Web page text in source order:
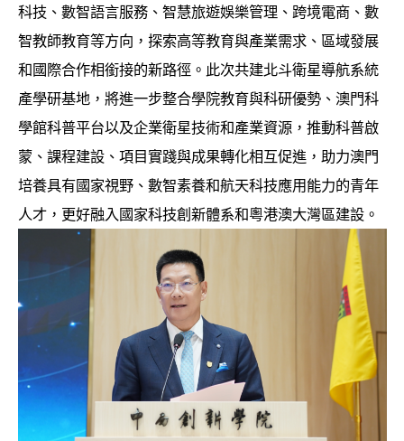
科技、數智語言服務、智慧旅遊娛樂管理、跨境電商、數
智教師教育等方向，探索高等教育與產業需求、區域發展
和國際合作相銜接的新路徑。此次共建北斗衛星導航系統
產學研基地，將進一步整合學院教育與科研優勢、澳門科
學館科普平台以及企業衛星技術和產業資源，推動科普啟
蒙、課程建設、項目實踐與成果轉化相互促進，助力澳門
培養具有國家視野、數智素養和航天科技應用能力的青年
人才，更好融入國家科技創新體系和粵港澳大灣區建設。